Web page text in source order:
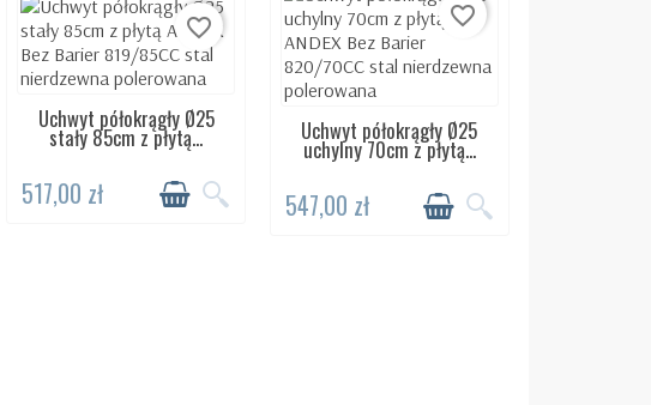
DOSTĘPNY 24H
favorite_border
Uchwyt półokrągły Ø25
stały 85cm z płytą...
517,00 zł
DOSTĘPNY 24H
favorite_border
Uchwyt półokrągły Ø25
uchylny 70cm z płytą...
547,00 zł